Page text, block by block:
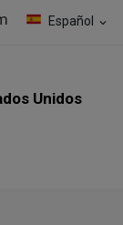
Español expand_more
Unidos